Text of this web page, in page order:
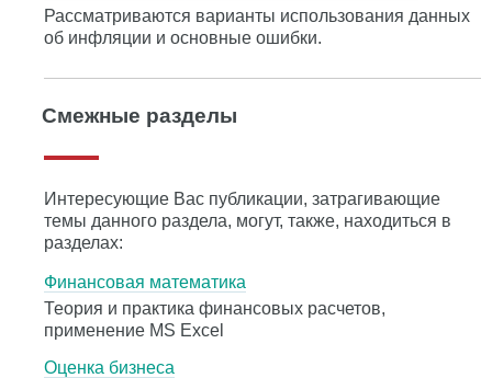
Рассматриваются варианты использования данных
об инфляции и основные ошибки.
Смежные разделы
Интересующие Вас публикации, затрагивающие
темы данного раздела, могут, также, находиться в
разделах:
Финансовая математика
Теория и практика финансовых расчетов,
применение MS Excel
Оценка бизнеса